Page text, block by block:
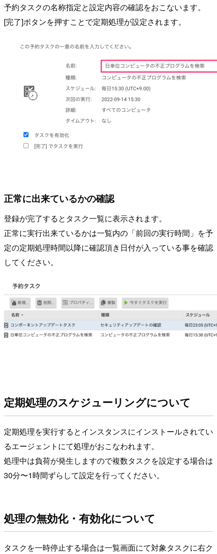
予約タスクの名称指定と設定内容の確認をおこないます。
[完了]ボタンを押すことで定期処理が設定されます。
正常に出来ているかの確認
登録が完了するとタスク一覧に表示されます。
正常に実行出来ているかは一覧内の「前回の実行時間」を予
定の定期処理時間以降に確認頂き日付が入っている事を確認
してください。
定期処理のスケジューリングについて
定期処理を実行するとインスタンスにインストールされてい
るエージェントにて処理がおこなわれます。
処理中は負荷が発生しますので複数タスクを設定する場合は
30分〜1時間ずらして設定を行ってください。
処理の無効化・有効化について
タスクを一時停止する場合は一覧画面にて対象タスクに右ク